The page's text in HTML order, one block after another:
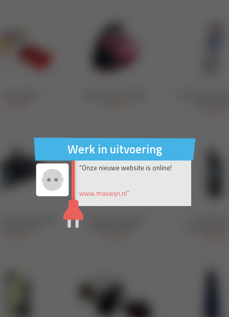
Werk in uitvoering
“Onze nieuwe website is online!
www.maxwijn.nl”